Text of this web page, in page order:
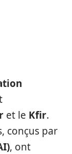
et le Kfir.
conçus par
, ont